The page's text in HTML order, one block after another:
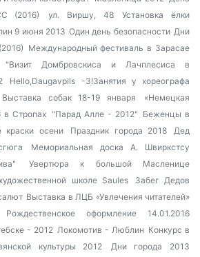
(2016)
ул. Виршу, 48
Установка ёлки
9 июня 2013 Один день безопасности Дни
Международный фестиваль в Зарасае
"Визит Домбровскиса и Лачплесиса в
Hello,Daugavpils -3!Занятия у хореографа
Выставка собак 18-19 января
«Немецкая
в Стропах "Парад Алле - 2012" Беженцы в
краски осени Праздник города 2018
Дед
Мемориальная доска А. Швиркстсу
Увертюра к большой Масленице
школе Saules
Забег Дедов
Выставка в ЛЦБ «Увлечения читателей»
оформление 14.01.2016
- 2012 Локомотив - Люблин Конкурс в
культуры 2012
Дни города 2013